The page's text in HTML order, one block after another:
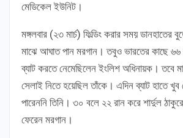
মেডিকেল ইউনিট।
মঙ্গলবার (২৩ মার্চ) ফিল্ডিং করার সময়
মাঝে আঘাত পান মরগান। তবুও ভারতের কাছে ৬৬
ব্যাট করতে নেমেছিলেন ইংলিশ অধিনায়ক। তবে
সেলাই নিতে হয়েছিল তাঁকে। এদিন ব্যাট হাতে খুব
পারেননি তিনি। ৩০ বলে ২২ রান করে শার্দুল
ফেরেন মরগান।